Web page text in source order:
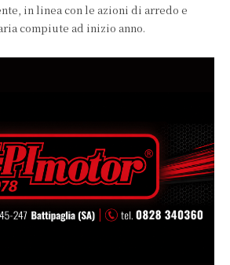
in linea con le azioni di arredo e
compiute ad inizio anno.